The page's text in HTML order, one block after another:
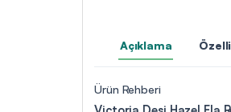
Açıklama
Ürün Rehberi